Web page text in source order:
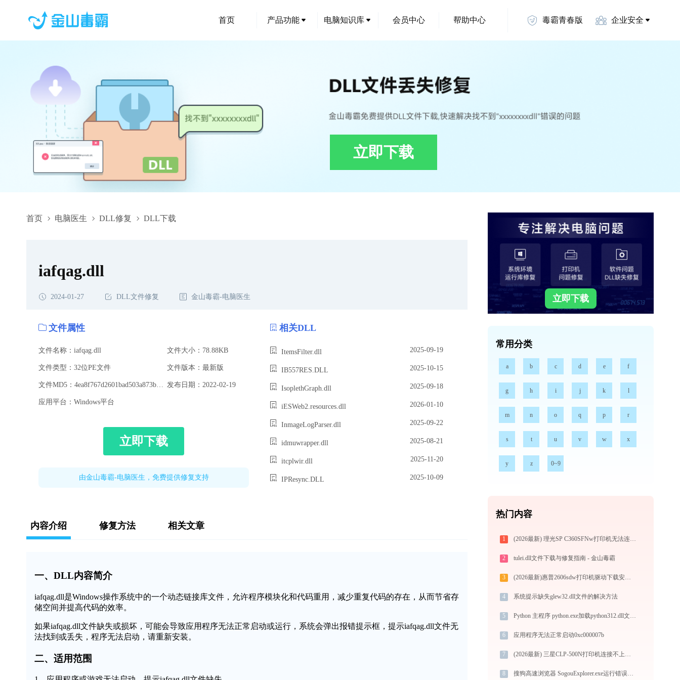
首页 产品功能 电脑知识库 会员中心 帮助中心 毒霸青春版 企业安全
立即下载
首页 电脑医生 DLL修复 DLL下载
iafqag.dll,iafqag.dll下载,iafqag.dll修复
iafqag.dll
2024-01-27 DLL文件修复 金山毒霸-电脑医生
文件属性
文件名称：iafqag.dll 文件大小：78.88KB
文件类型：32位PE文件 文件版本：最新版
发布日期：2022-02-19
应用平台：Windows平台
立即下载
由金山毒霸-电脑医生，免费提供修复支持
相关DLL
ItemsFilter.dll 2025-09-19
IB557RES.DLL 2025-10-15
IsoplethGraph.dll 2025-09-18
iESWeb2.resources.dll 2026-01-10
InmageLogParser.dll 2025-09-22
idmuwrapper.dll 2025-08-21
itcplwir.dll 2025-11-20
IPResync.DLL 2025-10-09
内容介绍 修复方法 相关文章
一、DLL内容简介
iafqag.dll是Windows操作系统中的一个动态链接库文件，允许程序模块化和代码重用，减少重复代码的存在，从而节省存
储空间并提高代码的效率。
如果iafqag.dll文件缺失或损坏，可能会导致应用程序无法正常启动或运行，系统会弹出报错提示框，提示iafqag.dll文件无
法找到或丢失，程序无法启动，请重新安装。
二、适用范围
立即下载
常用分类
a b c d e f
g h i j k l
m n o q p r
s t u v w x
y z 0~9
热门内容
1 (2026最新) 理光SP C360SFNw打印机无法连接？-金山毒霸
2 tulei.dll文件下载与修复指南 - 金山毒霸
3 (2026最新)惠普2606sdw打印机驱动下载安装步骤详细解析，让安装更简单
4 系统提示缺失glew32.dll文件的解决方法
5 Python 主程序 python.exe加载python312.dll文件丢失处理办法
6 应用程序无法正常启动0xc000007b
7 (2026最新) 三星CLP-500N打印机连接不上？试试这些解决方法 - 金山毒霸
8 搜狗高速浏览器 SogouExplorer.exe运行错误提示0xc0000056的解决办法